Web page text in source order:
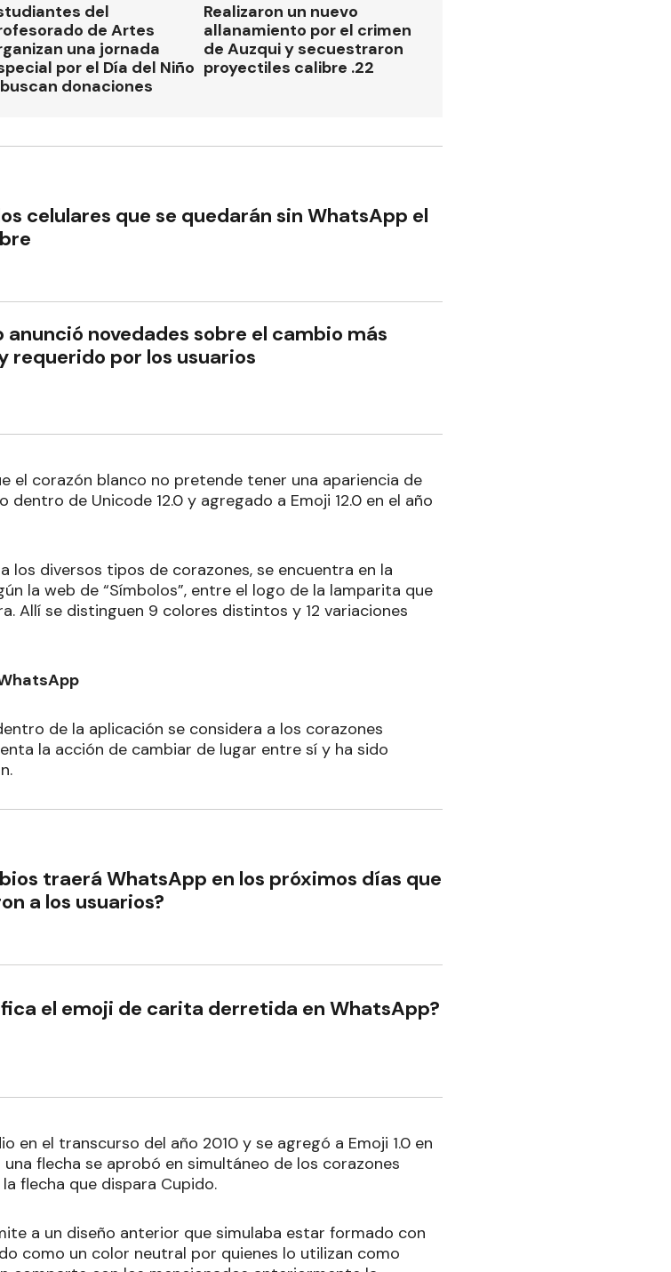
del
de Artes
una jornada
por el Día del Niño
donaciones
Realizaron un nuevo
allanamiento por el crimen
de Auzqui y secuestraron
proyectiles calibre .22
celulares que se quedarán sin WhatsApp el
novedades sobre el cambio más
requerido por los usuarios
el corazón blanco no pretende tener una apariencia de
de Unicode 12.0 y agregado a Emoji 12.0 en el año
los diversos tipos de corazones, se encuentra en la
la web de “Símbolos”, entre el logo de la lamparita que
Allí se distinguen 9 colores distintos y 12 variaciones
de la aplicación se considera a los corazones
la acción de cambiar de lugar entre sí y ha sido
traerá WhatsApp en los próximos días que
a los usuarios?
el emoji de carita derretida en WhatsApp?
en el transcurso del año 2010 y se agregó a Emoji 1.0 en
flecha se aprobó en simultáneo de los corazones
flecha que dispara Cupido.
a un diseño anterior que simulaba estar formado con
como un color neutral por quienes lo utilizan como